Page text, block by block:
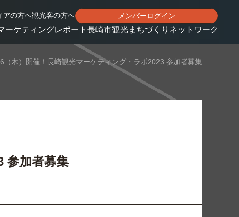
アの方へ観光客の方へ メンバーログイン
ーケティングレポート 長崎市観光まちづくりネットワーク
（木）開催！長崎観光マーケティング・ラボ2023 参加者募集
参加者募集